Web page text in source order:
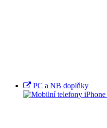
PC a NB doplňky